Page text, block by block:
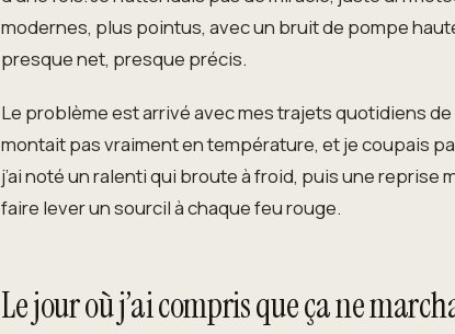
modernes, plus pointus, avec un bruit de pompe
presque net, presque précis.
Le problème est arrivé avec mes trajets quotidiens
montait pas vraiment en température, et je coupais
j’ai noté un ralenti qui broute à froid, puis une
faire lever un sourcil à chaque feu rouge.
Le jour où j’ai compris que ça ne